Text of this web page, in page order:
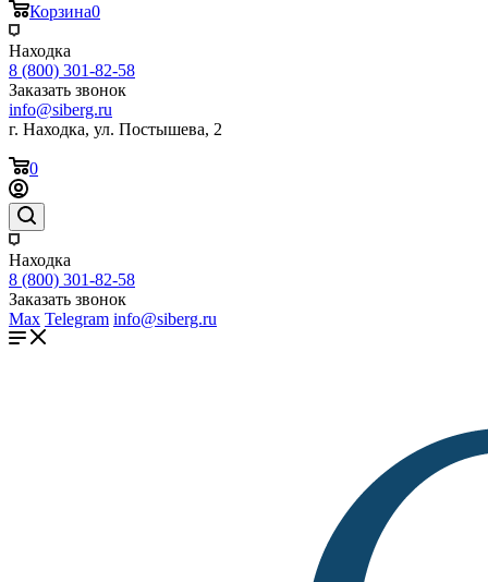
Корзина0
Находка
8 (800) 301-82-58
Заказать звонок
info@siberg.ru
г. Находка, ул. Постышева, 2
0
Находка
8 (800) 301-82-58
Заказать звонок
Max Telegram info@siberg.ru